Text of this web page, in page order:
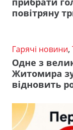
повітряну
Гарячі новини,
Одне з
Житомира
відновить